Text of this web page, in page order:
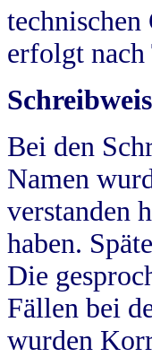
erfolgt nach
Bei den
Namen
verstanden
haben.
Die
Fällen bei
wurden